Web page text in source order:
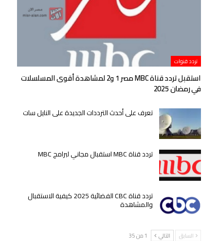
تردد قنوات
استقبل تردد قناة MBC مصر 1 و2 لمشاهدة أقوى المسلسلات
في رمضان 2025
تعرف على أحدث الترددات الجديدة على النايل سات
تردد قناة MBC استقبال مجاني لبرامج MBC
تردد قناة CBC الفضائية 2025 كيفية الاستقبال
والمشاهدة
السابق التالي 1 من 35